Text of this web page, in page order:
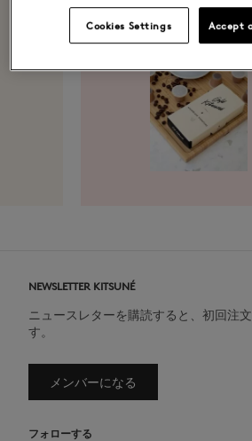
NEWSLETTER KITSUNÉ
ニュースレターを購読すると、初回注
す。
メンバーになる
フォローする
Cookies Settings Accept